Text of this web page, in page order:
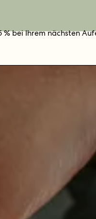
% bei Ihrem nächsten
JETZT BUCHEN